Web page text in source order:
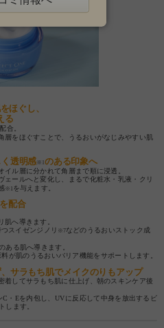
ほぐし、
る
合。
層をほぐすことで、うるおいがなじみやすい肌
透明感 ※1 のある印象へ
ル層に分かれて角層まで順に浸透。
ールへと変化し、まるで化粧水・乳液・クリ
※1 を与えます。
を配合
へ導きます。
スイゼンジノリ ※7などのうるおいストック成
ある肌へ導きます。
が肌のうるおいバリア機能をサポートします。
サラもち肌でメイクのりもアップ
着してサラもち肌に仕上げ、朝のスキンケア後
・Eを内包し、UVに反応して中身を放出するビ
します。